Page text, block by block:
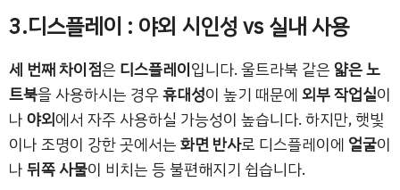
3.디스플레이 : 야외 시인성 vs 실내 사용
세 번째 차이점은 디스플레이입니다. 울트라북 같은얇은 노
트북을 사용하시는 경우휴대성이 높기 때문에외부 작업실이
나야외에서 자주 사용하실 가능성이 높습니다. 하지만, 햇빛
이나 조명이 강한 곳에서는화면 반사로 디스플레이에 얼굴이
나뒤쪽 사물이 비치는 등 불편해지기 쉽습니다.